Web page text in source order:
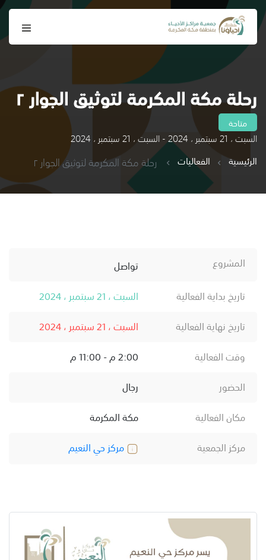
رحلة مكة المكرمة لتوثيق الجوار ٢
متاحة
السبت ، 21 سبتمبر ، 2024 - السبت ، 21 سبتمبر ، 2024
الرئيسية
الفعاليات رحلة مكة المكرمة لتوثيق الجوار ٢
المشروع
تواصل
تاريخ بداية الفعالية
السبت ، 21 سبتمبر ، 2024
تاريخ نهاية الفعالية
السبت ، 21 سبتمبر ، 2024
وقت الفعالية
2:00 م - 11:00 م
الحضور
رجال
مكان الفعالية
مكة المكرمة
مركز الجمعية
مركز حي النعيم